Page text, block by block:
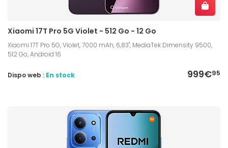
Xiaomi 17T Pro 5G Violet - 512 Go - 12 Go
Xiaomi 17T Pro 5G, Violet, 7000 mAh, 6,83", MediaTek Dimensity 9500,
512 Go, Android 16
999€95
Dispo web : En stock